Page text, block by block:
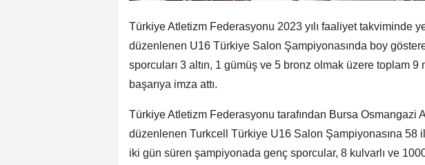
Türkiye Atletizm Federasyonu 2023 yılı faaliyet takviminde
düzenlenen U16 Türkiye Salon Şampiyonasında boy
sporcuları 3 altın, 1 gümüş ve 5 bronz olmak üzere toplam
başarıya imza attı.
Türkiye Atletizm Federasyonu tarafından Bursa Osmangazi
düzenlenen Turkcell Türkiye U16 Salon Şampiyonasına 58
iki gün süren şampiyonada genç sporcular, 8 kulvarlı ve